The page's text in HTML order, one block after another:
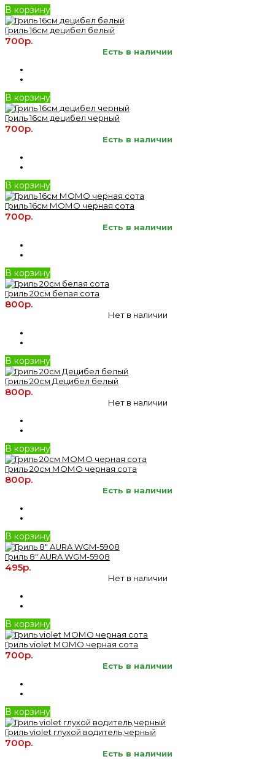
В корзину
Гриль 16см децибел белый
700р.
Есть в наличии
В корзину
Гриль 16см децибел черный
700р.
Есть в наличии
В корзину
Гриль 16см МОМО черная сота
700р.
Есть в наличии
В корзину
Гриль 20см белая сота
800р.
Нет в наличии
В корзину
Гриль 20см Децибел белый
800р.
Нет в наличии
В корзину
Гриль 20см МОМО черная сота
800р.
Есть в наличии
В корзину
Гриль 8" AURA WGM-5908
495р.
Нет в наличии
В корзину
Гриль violet МОМО черная сота
700р.
Есть в наличии
В корзину
Гриль violet глухой водитель,черный
700р.
Есть в наличии